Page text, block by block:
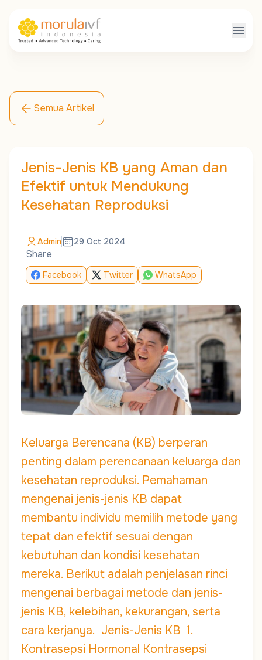
Semua Artikel
Jenis-Jenis KB yang Aman dan
Efektif untuk Mendukung
Kesehatan Reproduksi
Admin 29 Oct 2024
Share
Facebook Twitter WhatsApp
Keluarga Berencana (KB) berperan
penting dalam perencanaan keluarga dan
kesehatan reproduksi. Pemahaman
mengenai jenis-jenis KB dapat
membantu individu memilih metode yang
tepat dan efektif sesuai dengan
kebutuhan dan kondisi kesehatan
mereka. Berikut adalah penjelasan rinci
mengenai berbagai metode dan jenis-
jenis KB, kelebihan, kekurangan, serta
cara kerjanya. Jenis-Jenis KB 1.
Kontrasepsi Hormonal Kontrasepsi